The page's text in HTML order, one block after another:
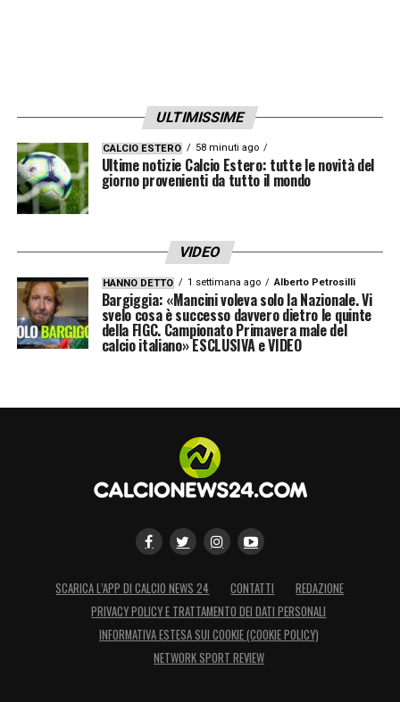
LA PLAYLIST DELLE NOSTRE TOP NEWS
ULTIMISSIME
CALCIO ESTERO 58 minuti ago
Ultime notizie Calcio Estero: tutte le novità del
giorno provenienti da tutto il mondo
VIDEO
HANNO DETTO 1 settimana ago Alberto Petrosilli
Bargiggia: «Mancini voleva solo la Nazionale. Vi
svelo cosa è successo davvero dietro le quinte
della FIGC. Campionato Primavera male del
calcio italiano» ESCLUSIVA e VIDEO
SCARICA L’APP DI CALCIO NEWS 24 CONTATTI
REDAZIONE
PRIVACY POLICY E TRATTAMENTO DEI DATI PERSONALI
INFORMATIVA ESTESA SUI COOKIE (COOKIE POLICY)
NETWORK SPORT REVIEW